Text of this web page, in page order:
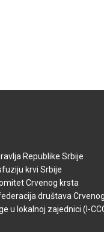
Republike Srbije
krvi Srbije
Crvenog krsta
društava
u lokalnoj zajednici (I-